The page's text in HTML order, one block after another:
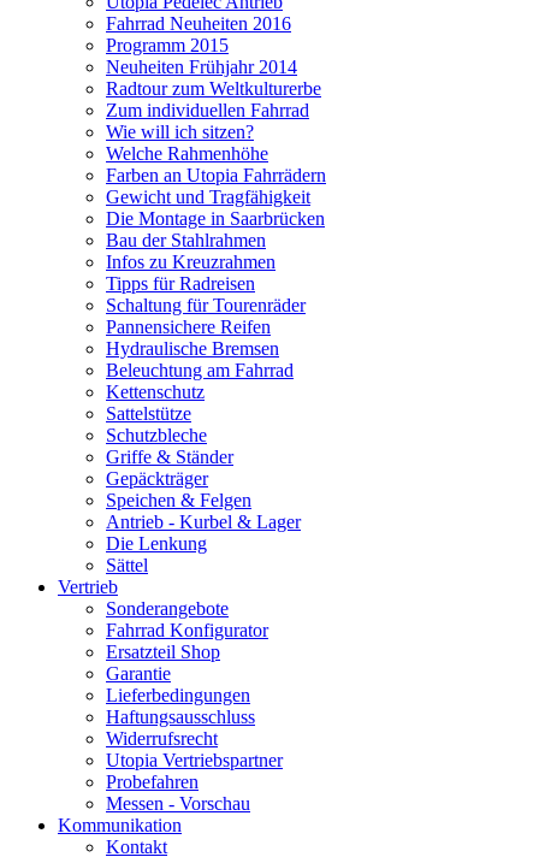
Fahrrad Neuheiten 2016
Programm 2015
Neuheiten Frühjahr 2014
Radtour zum Weltkulturerbe
Zum individuellen Fahrrad
Wie will ich sitzen?
Welche Rahmenhöhe
Farben an Utopia Fahrrädern
Gewicht und Tragfähigkeit
Die Montage in Saarbrücken
Bau der Stahlrahmen
Infos zu Kreuzrahmen
Tipps für Radreisen
Schaltung für Tourenräder
Pannensichere Reifen
Hydraulische Bremsen
Beleuchtung am Fahrrad
Kettenschutz
Sattelstütze
Schutzbleche
Griffe & Ständer
Gepäckträger
Speichen & Felgen
Antrieb - Kurbel & Lager
Die Lenkung
Sättel
Vertrieb
Sonderangebote
Fahrrad Konfigurator
Ersatzteil Shop
Garantie
Lieferbedingungen
Haftungsausschluss
Widerrufsrecht
Utopia Vertriebspartner
Probefahren
Messen - Vorschau
Kommunikation
Kontakt